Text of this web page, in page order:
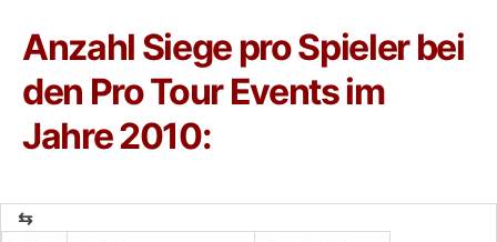
Anzahl Siege pro Spieler bei
den Pro Tour Events im
Jahre 2010: